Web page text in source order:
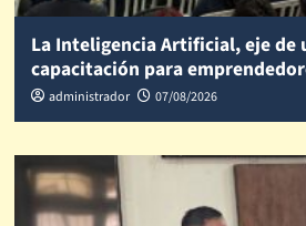
La Inteligencia Artificial, eje de
capacitación para
administrador 07/08/2026